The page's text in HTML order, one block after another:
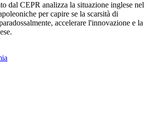
dal CEPR analizza la situazione inglese nel
per capire se la scarsità di
accelerare l'innovazione e la